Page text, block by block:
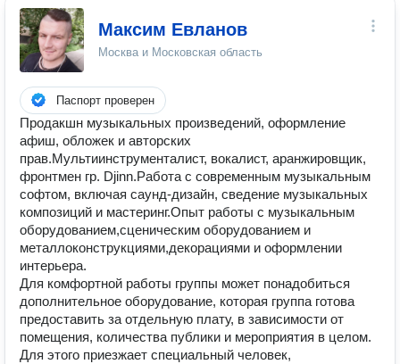
Максим Евланов
Москва и Московская область
Паспорт проверен
Продакшн музыкальных произведений, оформление
афиш, обложек и авторских
прав.Мультиинструменталист, вокалист, аранжировщик,
фронтмен гр. Djinn.Работа с современным музыкальным
софтом, включая саунд-дизайн, сведение музыкальных
композиций и мастеринг.Опыт работы с музыкальным
оборудованием,сценическим оборудованием и
металлоконструкциями,декорациями и оформлении
интерьера.
Для комфортной работы группы может понадобиться
дополнительное оборудование, которая группа готова
предоставить за отдельную плату, в зависимости от
помещения, количества публики и мероприятия в целом.
Для этого приезжает специальный человек,